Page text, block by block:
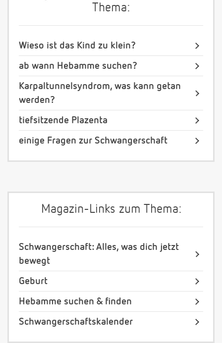
Thema:
Wieso ist das Kind zu klein?
ab wann Hebamme suchen?
Karpaltunnelsyndrom, was kann getan
werden?
tiefsitzende Plazenta
einige Fragen zur Schwangerschaft
Magazin-Links zum Thema:
Schwangerschaft: Alles, was dich jetzt
bewegt
Geburt
Hebamme suchen & finden
Schwangerschaftskalender